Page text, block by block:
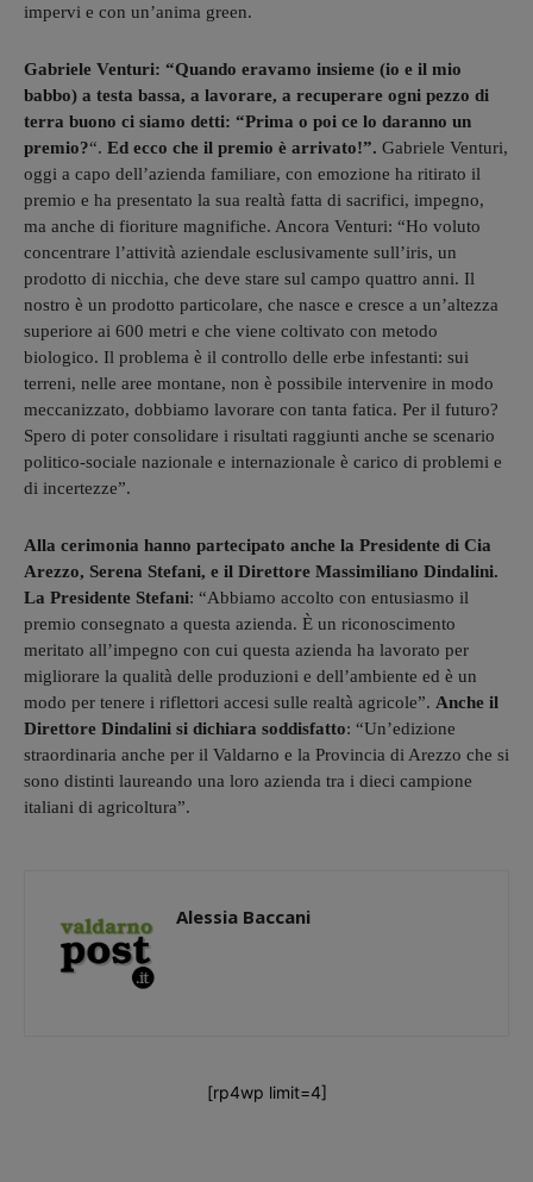
impervi e con un’anima green.
Gabriele Venturi: “Quando eravamo insieme (io e il mio
babbo) a testa bassa, a lavorare, a recuperare ogni pezzo di
terra buono ci siamo detti: “Prima o poi ce lo daranno un
premio?“. Ed ecco che il premio è arrivato!”. Gabriele Venturi,
oggi a capo dell’azienda familiare, con emozione ha ritirato il
premio e ha presentato la sua realtà fatta di sacrifici, impegno,
ma anche di fioriture magnifiche. Ancora Venturi: “Ho voluto
concentrare l’attività aziendale esclusivamente sull’iris, un
prodotto di nicchia, che deve stare sul campo quattro anni. Il
nostro è un prodotto particolare, che nasce e cresce a un’altezza
superiore ai 600 metri e che viene coltivato con metodo
biologico. Il problema è il controllo delle erbe infestanti: sui
terreni, nelle aree montane, non è possibile intervenire in modo
meccanizzato, dobbiamo lavorare con tanta fatica. Per il futuro?
Spero di poter consolidare i risultati raggiunti anche se scenario
politico-sociale nazionale e internazionale è carico di problemi e
di incertezze”.
Alla cerimonia hanno partecipato anche la Presidente di Cia
Arezzo, Serena Stefani, e il Direttore Massimiliano Dindalini.
La Presidente Stefani: “Abbiamo accolto con entusiasmo il
premio consegnato a questa azienda. È un riconoscimento
meritato all’impegno con cui questa azienda ha lavorato per
migliorare la qualità delle produzioni e dell’ambiente ed è un
modo per tenere i riflettori accesi sulle realtà agricole”. Anche il
Direttore Dindalini si dichiara soddisfatto: “Un’edizione
straordinaria anche per il Valdarno e la Provincia di Arezzo che si
sono distinti laureando una loro azienda tra i dieci campione
italiani di agricoltura”.
Alessia Baccani
[rp4wp limit=4]